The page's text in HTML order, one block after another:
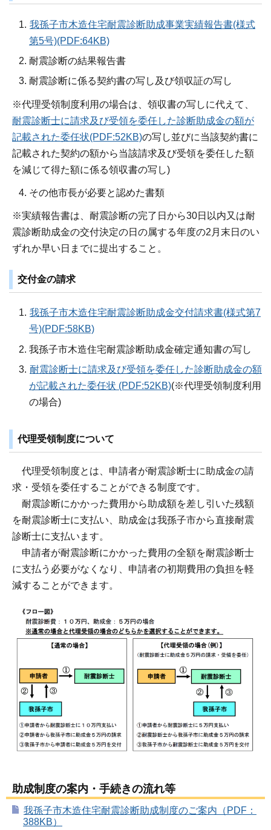
我孫子市木造住宅耐震診断助成事業実績報告書(様式
第5号)(PDF:64KB)
耐震診断の結果報告書
耐震診断に係る契約書の写し及び領収証の写し
※代理受領制度利用の場合は、領収書の写しに代えて、
耐震診断士に請求及び受領を委任した診断助成金の額が
記載された委任状(PDF:52KB)の写し並びに当該契約書に
記載された契約の額から当該請求及び受領を委任した額
を減じて得た額に係る領収書の写し)
その他市長が必要と認めた書類
※実績報告書は、耐震診断の完了日から30日以内又は耐
震診断助成金の交付決定の日の属する年度の2月末日のい
ずれか早い日までに提出すること。
交付金の請求
我孫子市木造住宅耐震診断助成金交付請求書(様式第7
号)(PDF:58KB)
我孫子市木造住宅耐震診断助成金確定通知書の写し
耐震診断士に請求及び受領を委任した診断助成金の額
が記載された委任状 (PDF:52KB)(※代理受領制度利用
の場合)
代理受領制度について
代理受領制度とは、申請者が耐震診断士に助成金の請
求・受領を委任することができる制度です。
耐震診断にかかった費用から助成額を差し引いた残額
を耐震診断士に支払い、助成金は我孫子市から直接耐震
診断士に支払います。
申請者が耐震診断にかかった費用の全額を耐震診断士
に支払う必要がなくなり、申請者の初期費用の負担を軽
減することができます。
助成制度の案内・手続きの流れ等
我孫子市木造住宅耐震診断助成制度のご案内（PDF：
388KB）